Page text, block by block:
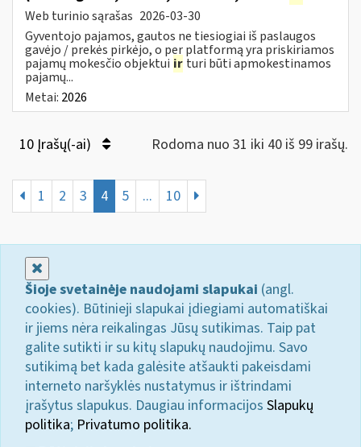
Web turinio sąrašas 2026-03-30
Gyventojo pajamos, gautos ne tiesiogiai iš paslaugos
gavėjo / prekės pirkėjo, o per platformą yra priskiriamos
pajamų mokesčio objektui ir turi būti apmokestinamos
pajamų...
Metai: 2026
10 Įrašų(-ai) Rodoma nuo 31 iki 40 iš 99 irašų.
1 2 3 4 5 ... 10
Šioje svetainėje naudojami slapukai (angl.
cookies). Būtinieji slapukai įdiegiami automatiškai
ir jiems nėra reikalingas Jūsų sutikimas. Taip pat
galite sutikti ir su kitų slapukų naudojimu. Savo
sutikimą bet kada galėsite atšaukti pakeisdami
interneto naršyklės nustatymus ir ištrindami
įrašytus slapukus. Daugiau informacijos Slapukų
politika; Privatumo politika.